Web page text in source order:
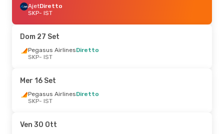
Pegasus Airlines
SKP- IST
IST- SKP
Gio 3 Set- Dom 6 Set
Pegasus Airlines
IST- SKP
Pegasus Airlines
SKP- IST
AjetDiretto
SKP- IST
Dom 27 Set
Pegasus AirlinesDiretto
SKP- IST
Mer 16 Set
Pegasus AirlinesDiretto
SKP- IST
Ven 30 Ott